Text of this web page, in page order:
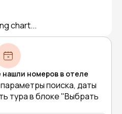
chart...
номеров в отеле
поиска, даты
тура в блоке "Выбрать